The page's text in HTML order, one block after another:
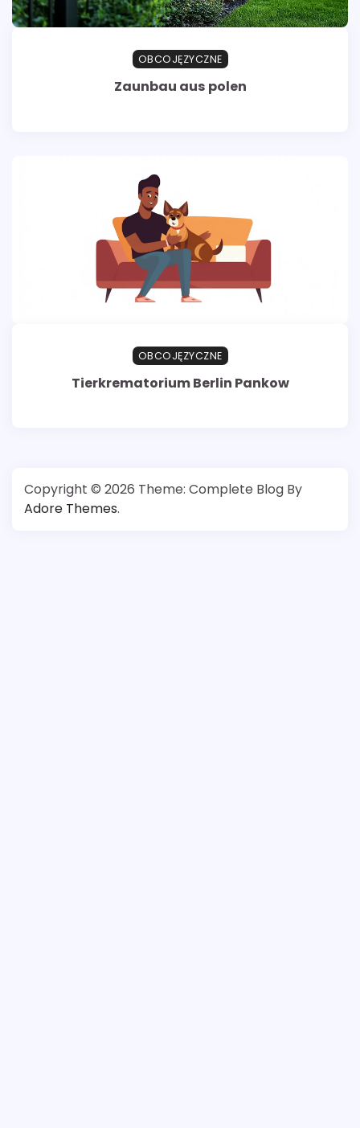
OBCOJĘZYCZNE
Zaunbau aus polen
OBCOJĘZYCZNE
Tierkrematorium Berlin Pankow
Copyright © 2026 Theme: Complete Blog By
Adore Themes.